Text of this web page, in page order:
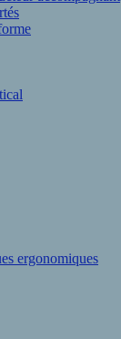
ergonomiques